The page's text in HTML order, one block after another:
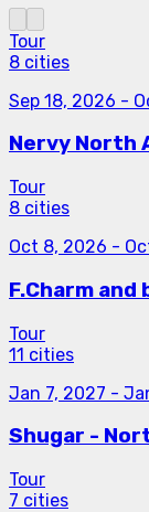
Tour
8 cities
Sep 18, 2026 -
Nervy North
Tour
8 cities
Oct 8, 2026 -
F.Charm
Tour
11 cities
Jan 7, 2027 -
Shugar -
Tour
7 cities